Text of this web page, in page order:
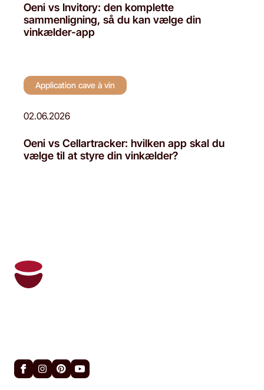
Oeni vs Invitory: den komplette
sammenligning, så du kan vælge din
vinkælder-app
Application cave à vin
02.06.2026
Oeni vs Cellartracker: hvilken app skal du
vælge til at styre din vinkælder?